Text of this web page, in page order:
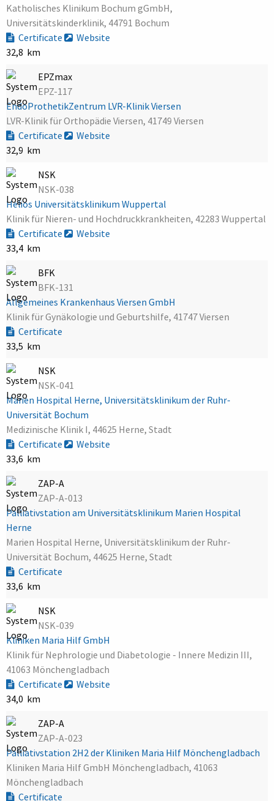
Katholisches Klinikum Bochum gGmbH,
Universitätskinderklinik, 44791 Bochum
Certificate
Website
32,8 km
EPZmax
EPZ-117
EndoProthetikZentrum LVR-Klinik Viersen
LVR-Klinik für Orthopädie Viersen, 41749 Viersen
Certificate
Website
32,9 km
NSK
NSK-038
Helios Universitätsklinikum Wuppertal
Klinik für Nieren- und Hochdruckkrankheiten, 42283 Wuppertal
Certificate
Website
33,4 km
BFK
BFK-131
Allgemeines Krankenhaus Viersen GmbH
Klinik für Gynäkologie und Geburtshilfe, 41747 Viersen
Certificate
33,5 km
NSK
NSK-041
Marien Hospital Herne, Universitätsklinikum der Ruhr-
Universität Bochum
Medizinische Klinik I, 44625 Herne, Stadt
Certificate
Website
33,6 km
ZAP-A
ZAP-A-013
Palliativstation am Universitätsklinikum Marien Hospital
Herne
Marien Hospital Herne, Universitätsklinikum der Ruhr-
Universität Bochum, 44625 Herne, Stadt
Certificate
33,6 km
NSK
NSK-039
Kliniken Maria Hilf GmbH
Klinik für Nephrologie und Diabetologie - Innere Medizin III,
41063 Mönchengladbach
Certificate
Website
34,0 km
ZAP-A
ZAP-A-023
Palliativstation 2H2 der Kliniken Maria Hilf Mönchengladbach
Kliniken Maria Hilf GmbH Mönchengladbach, 41063
Mönchengladbach
Certificate